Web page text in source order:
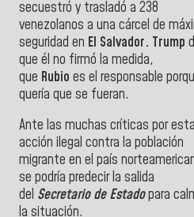
secuestró y trasladó a 238
venezolanos a una cárcel de
seguridad en El Salvador. Trump
que él no firmó la medida,
que Rubio es el responsable
quería que se fueran.
Ante las muchas críticas por esta
acción ilegal contra la población
migrante en el país
se podría predecir la salida
del Secretario de Estadopara
la situación.